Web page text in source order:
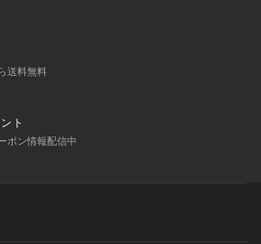
送料無料
ト
ポン情報配信中